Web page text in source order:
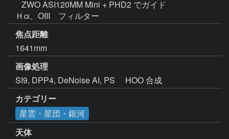
Ｈα、OIII　フィルター
焦点距離
1641mm
画像処理
SI9, DPP4, DeNoise AI, PS 　HOO 合成
カテゴリー
星雲・星団・銀河
天体